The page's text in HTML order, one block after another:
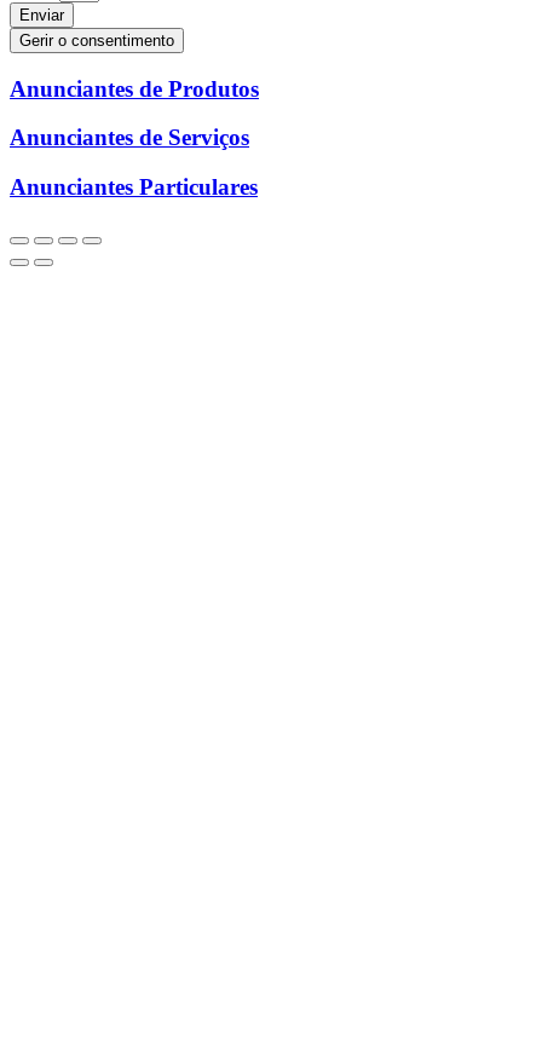
Enviar
Gerir o consentimento
Anunciantes de Produtos
Anunciantes de Serviços
Anunciantes Particulares